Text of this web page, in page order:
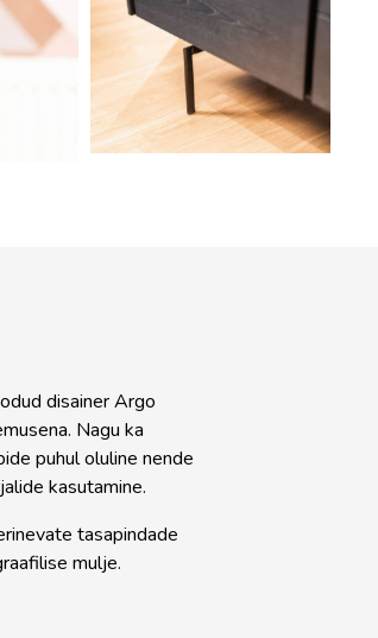
disainer Argo
Nagu ka
puhul oluline nende
kasutamine.
tasapindade
mulje.